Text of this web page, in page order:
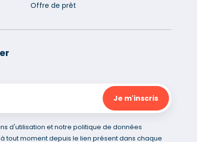
Offre de prêt
d'utilisation et notre politique de données
tout moment depuis le lien présent dans chaque